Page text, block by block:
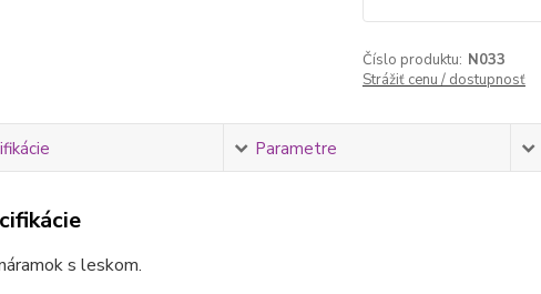
Číslo produktu: N033
Strážiť cenu / dostupnosť
Parametre
s leskom.